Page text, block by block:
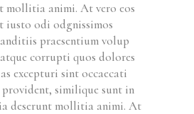
mollitia animi. At vero eos
iusto odi odgnissimos
praesentium volup
corrupti quos dolores
excepturi sint occaecati
similique sunt in
deserunt mollitia animi. At